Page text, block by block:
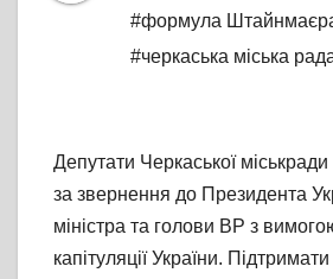
#формула
#черкаська міська
Депутати Черкаської
за звернення до Президента
міністра та голови ВР з
капітуляції України.